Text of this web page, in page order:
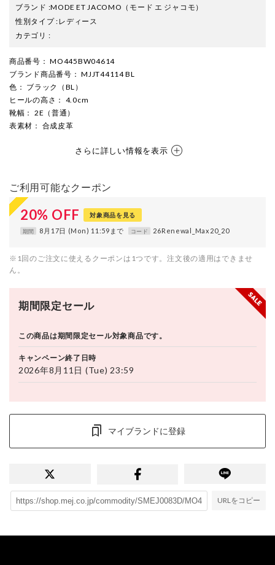
ブランド :MODE ET JACOMO （モード エ ジャコモ）
性別タイプ:レディース
カテゴリ :
商品番号 ： MO445BW04614
ブランド商品番号 ： MJJT44114 BL
色 ： ブラック（BL）
ヒールの高さ ： 4.0cm
靴幅 ： 2E（普通）
表素材 ： 合成皮革
さらに詳しい情報を表示
ご利用可能なクーポン
20% OFF 対象商品を見る
期間 8月17日 (Mon) 11:59まで コード 26Renewal_Max20_20
※1回のご注文に使えるクーポンは1つです。注文後の適用はできませ
ん。
期間限定セール
この商品は期間限定セール対象商品です。
キャンペーン終了日時
2026年8月11日 (Tue) 23:59
マイブランドに登録
URLをコピー